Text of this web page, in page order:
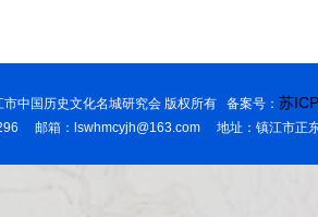
中国历史文化名城研究会 版权所有 备案号： 苏
邮箱：lswhmcyjh@163.com 地址：镇江市正